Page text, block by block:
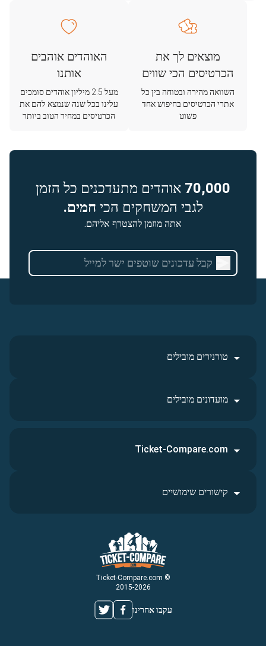
מוצאים לך את
הכרטיסים הכי שווים
השוואה מהירה ובטוחה בין כל
אתרי הכרטיסים בחיפוש אחד
פשוט
האוהדים אוהבים
אותנו
מעל 2.5 מיליון אוהדים סומכים
עלינו בכל שנה שנמצא להם את
הכרטיסים במחיר הטוב ביותר
70,000 אוהדים מתעדכנים כל הזמן
לגבי המשחקים הכי חמים.
אתה מוזמן להצטרף אליהם.
טורנירים מובילים
מועדונים מובילים
© Ticket-Compare.com
2015-2026
עקבו אחרינו
Ticket-Compare.com
קישורים שימושיים